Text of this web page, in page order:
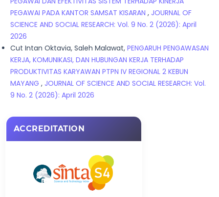
PEGAWAI PADA KANTOR SAMSAT KISARAN , JOURNAL OF
SCIENCE AND SOCIAL RESEARCH: Vol. 9 No. 2 (2026): April
2026
Cut Intan Oktavia, Saleh Malawat, PENGARUH PENGAWASAN
KERJA, KOMUNIKASI, DAN HUBUNGAN KERJA TERHADAP
PRODUKTIVITAS KARYAWAN PTPN IV REGIONAL 2 KEBUN
MAYANG , JOURNAL OF SCIENCE AND SOCIAL RESEARCH: Vol.
9 No. 2 (2026): April 2026
ACCREDITATION